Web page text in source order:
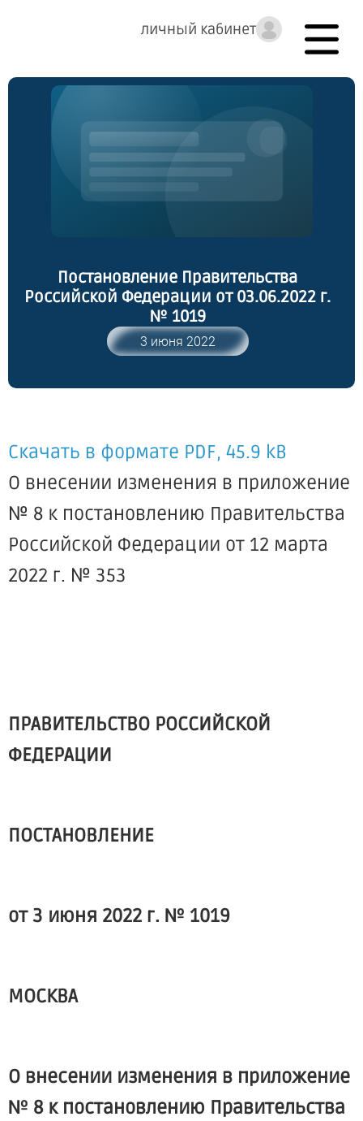
личный кабинет
Постановление Правительства
Российской Федерации от 03.06.2022 г.
№ 1019
3 июня 2022
Скачать в формате PDF, 45.9 kB
О внесении изменения в приложение
№ 8 к постановлению Правительства
Российской Федерации от 12 марта
2022 г. № 353
ПРАВИТЕЛЬСТВО РОССИЙСКОЙ
ФЕДЕРАЦИИ
ПОСТАНОВЛЕНИЕ
от 3 июня 2022 г. № 1019
МОСКВА
О внесении изменения в приложение
№ 8 к постановлению Правительства